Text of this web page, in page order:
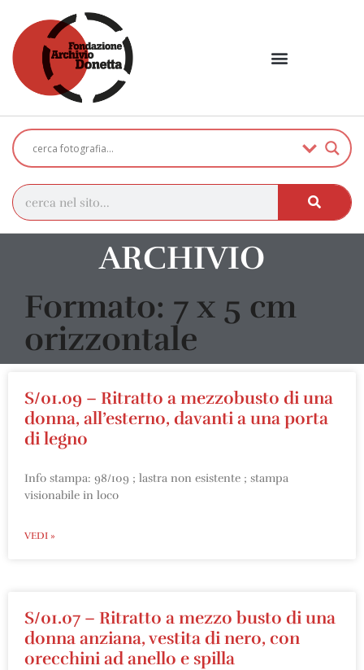
ARCHIVIO
Formato: 7 x 5 cm
orizzontale
S/01.09 – Ritratto a mezzobusto di una
donna, all’esterno, davanti a una porta
di legno
Info stampa: 98/109 ; lastra non esistente ; stampa
visionabile in loco
VEDI »
S/01.07 – Ritratto a mezzo busto di una
donna anziana, vestita di nero, con
orecchini ad anello e spilla